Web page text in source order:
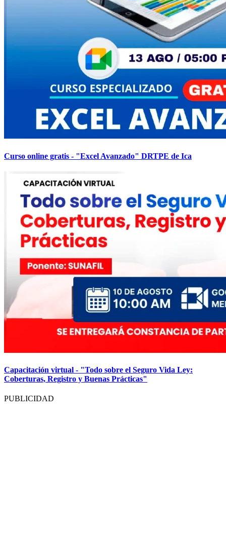
Curso online gratis - "Excel Avanzado" DRTPE de Ica
Capacitación virtual - "Todo sobre el Seguro Vida Ley:
Coberturas, Registro y Buenas Prácticas"
PUBLICIDAD